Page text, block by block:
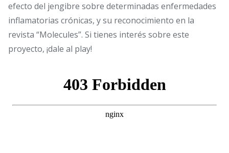
efecto del jengibre sobre determinadas enfermedades
inflamatorias crónicas, y su reconocimiento en la
revista “Molecules”. Si tienes interés sobre este
proyecto, ¡dale al play!